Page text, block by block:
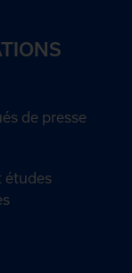
de presse
études